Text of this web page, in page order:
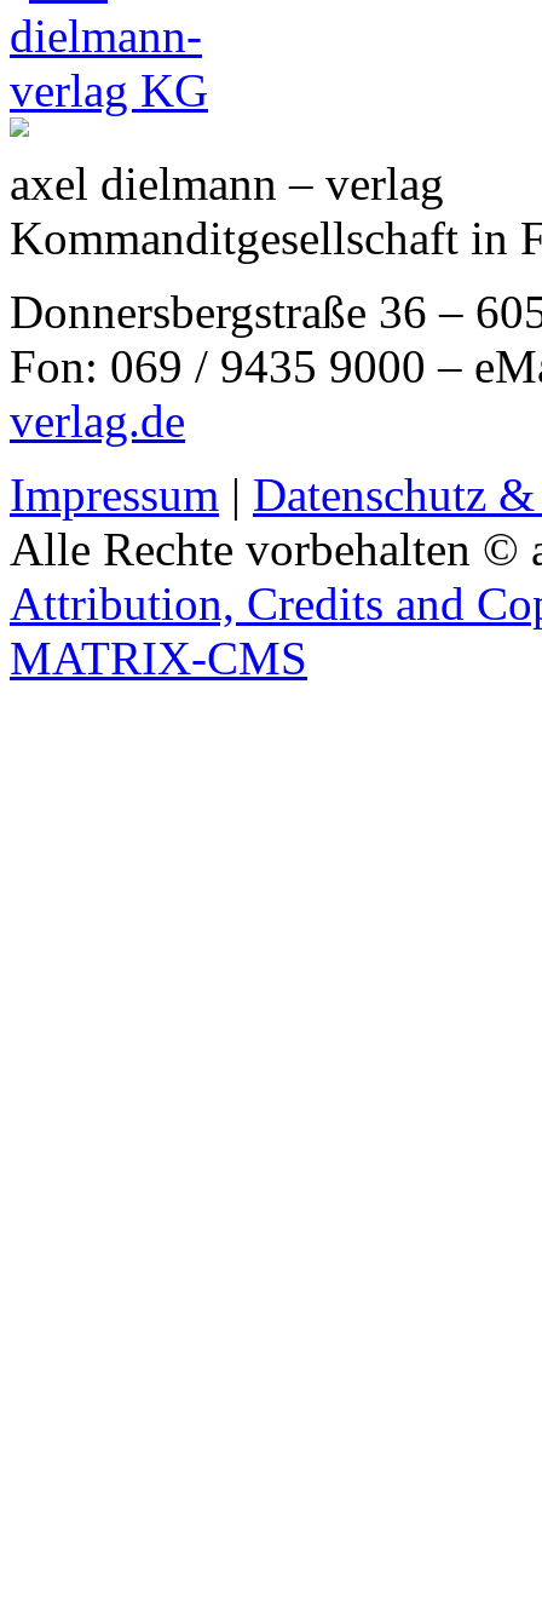
axel dielmann – verlag
Kommanditgesellschaft in
Donnersbergstraße 36 –
Fon: 069 / 9435 9000 –
verlag.de
Impressum | Datenschutz
Alle Rechte vorbehalten ©
Attribution, Credits and
MATRIX-CMS